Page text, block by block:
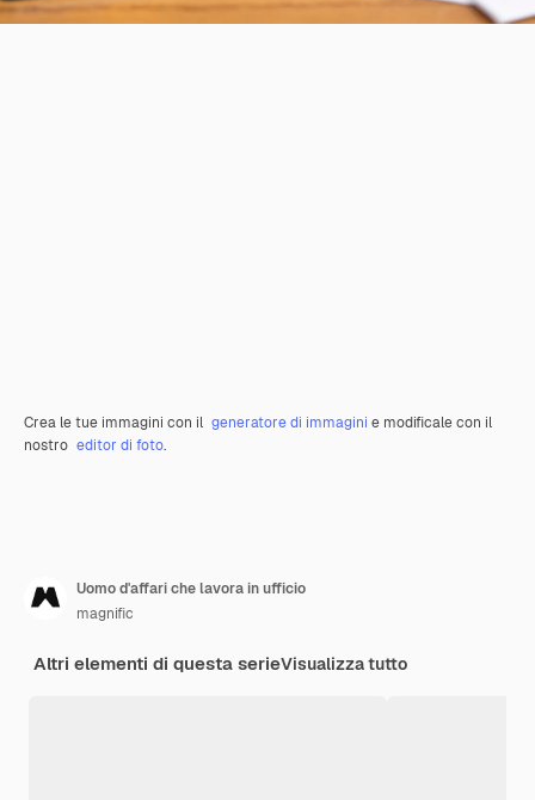
Crea le tue immagini con il generatore di immagini e modificale con il
nostro editor di foto.
Uomo d'affari che lavora in ufficio
magnific
Altri elementi di questa serieVisualizza tutto